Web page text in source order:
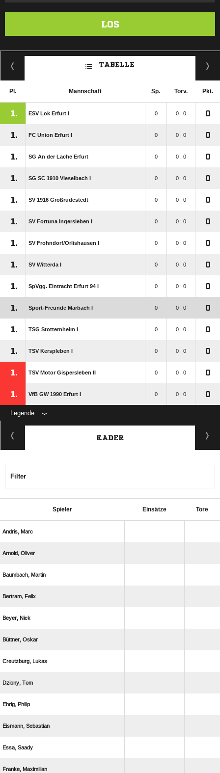
LOS
TABELLE
Pl. Mannschaft Sp. Torv. Pkt.
1. ESV Lok Erfurt I 0 0 : 0 0
1. FC Union Erfurt I 0 0 : 0 0
1. SG An der Lache Erfurt 0 0 : 0 0
1. SG SC 1910 Vieselbach I 0 0 : 0 0
1. SV 1916 Großrudestedt 0 0 : 0 0
1. SV Fortuna Ingersleben I 0 0 : 0 0
1. SV Frohndorf/​Orlishausen I 0 0 : 0 0
1. SV Witterda I 0 0 : 0 0
1. SpVgg. Eintracht Erfurt 94 I 0 0 : 0 0
1. Sport-Freunde Marbach I 0 0 : 0 0
1. TSG Stotternheim I 0 0 : 0 0
1. TSV Kerspleben I 0 0 : 0 0
1. TSV Motor Gispersleben II 0 0 : 0 0
1. VfB GW 1990 Erfurt I 0 0 : 0 0
Legende
KADER
Filter
Spieler Einsätze Tore
 
 
 
 
 
 
 
 
 
 
 
 